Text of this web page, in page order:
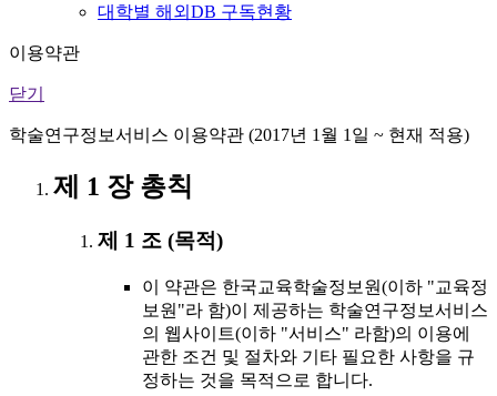
대학별 해외DB 구독현황
이용약관
닫기
학술연구정보서비스 이용약관 (2017년 1월 1일 ~ 현재 적용)
제 1 장 총칙
제 1 조 (목적)
이 약관은 한국교육학술정보원(이하 "교육정
보원"라 함)이 제공하는 학술연구정보서비스
의 웹사이트(이하 "서비스" 라함)의 이용에
관한 조건 및 절차와 기타 필요한 사항을 규
정하는 것을 목적으로 합니다.